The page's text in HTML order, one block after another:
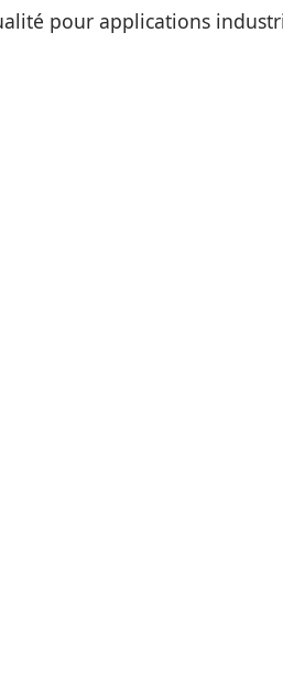
pour applications